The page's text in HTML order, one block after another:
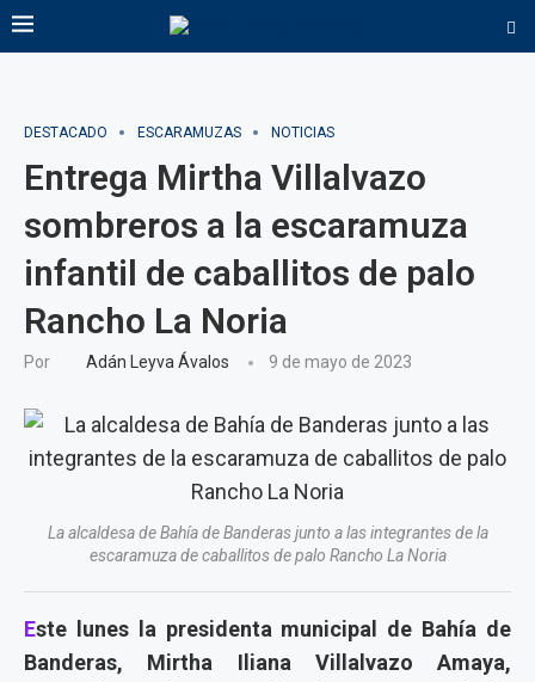
DESTACADO ESCARAMUZAS NOTICIAS
Entrega Mirtha Villalvazo
sombreros a la escaramuza
infantil de caballitos de palo
Rancho La Noria
Por Adán Leyva Ávalos 9 de mayo de 2023
La alcaldesa de Bahía de Banderas junto a las integrantes de la
escaramuza de caballitos de palo Rancho La Noria
Este lunes la presidenta municipal de Bahía de
Banderas, Mirtha Iliana Villalvazo Amaya,